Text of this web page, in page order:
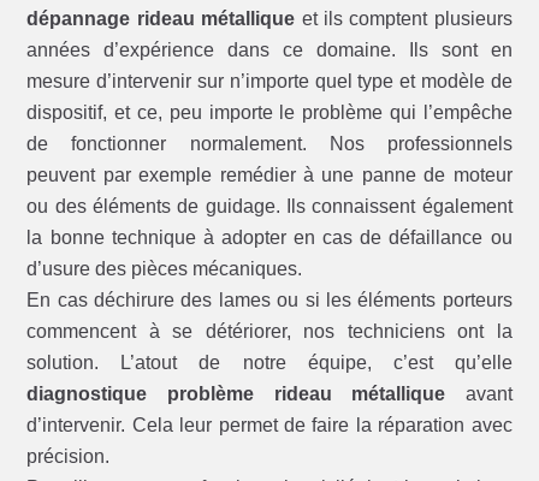
dépannage rideau métallique et ils comptent plusieurs
années d’expérience dans ce domaine. Ils sont en
mesure d’intervenir sur n’importe quel type et modèle de
dispositif, et ce, peu importe le problème qui l’empêche
de fonctionner normalement. Nos professionnels
peuvent par exemple remédier à une panne de moteur
ou des éléments de guidage. Ils connaissent également
la bonne technique à adopter en cas de défaillance ou
d’usure des pièces mécaniques.
En cas déchirure des lames ou si les éléments porteurs
commencent à se détériorer, nos techniciens ont la
solution. L’atout de notre équipe, c’est qu’elle
diagnostique problème rideau métallique avant
d’intervenir. Cela leur permet de faire la réparation avec
précision.